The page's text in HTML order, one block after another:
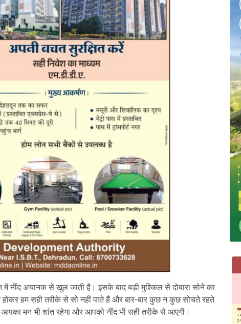
में नींद अचानक से खुल जाती है। इसके बाद बड़ी मुश्किल से दोबारा सोने का
हम सही तरीके से सो नहीं पाते हैं और बार-बार कुछ न कुछ सोचते रहते
मन भी शांत रहेगा और आपको नींद भी सही तरीके से आएगी।